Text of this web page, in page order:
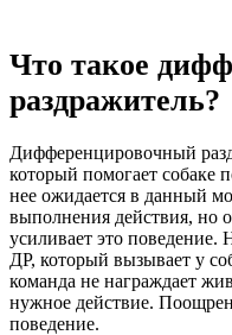
Что такое
раздражитель?
Дифференцировочный
который помогает собаке
нее ожидается в данный
выполнения действия, но
усиливает это
ДР, который вызывает у
команда не награждает
нужное действие.
поведение.